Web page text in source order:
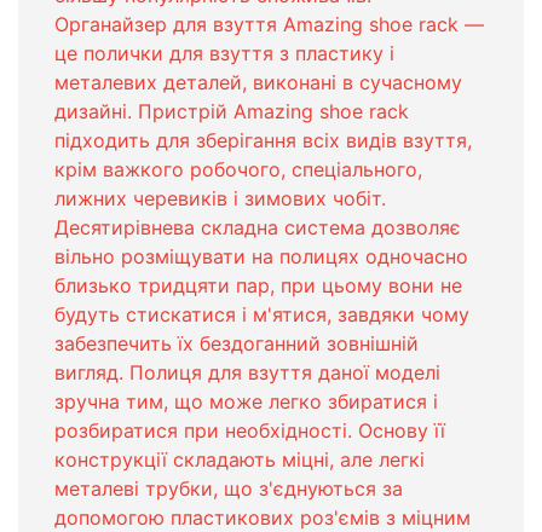
Органайзер для взуття Amazing shoe rack ―
це полички для взуття з пластику і
металевих деталей, виконані в сучасному
дизайні. Пристрій Amazing shoe rack
підходить для зберігання всіх видів взуття,
крім важкого робочого, спеціального,
лижних черевиків і зимових чобіт.
Десятирівнева складна система дозволяє
вільно розміщувати на полицях одночасно
близько тридцяти пар, при цьому вони не
будуть стискатися і м'ятися, завдяки чому
забезпечить їх бездоганний зовнішній
вигляд. Полиця для взуття даної моделі
зручна тим, що може легко збиратися і
розбиратися при необхідності. Основу її
конструкції складають міцні, але легкі
металеві трубки, що з'єднуються за
допомогою пластикових роз'ємів з міцним